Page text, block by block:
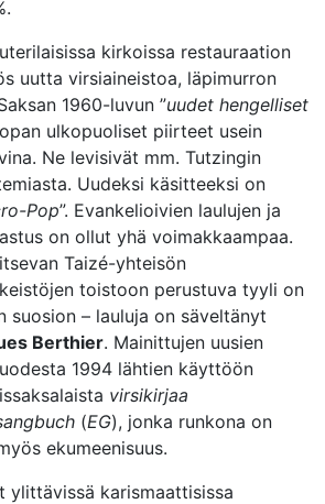
kirkoissa restauraation
uutta virsiaineistoa, läpimurron
1960-luvun ”uudet hengelliset
ulkopuoliset piirteet usein
Ne levisivät mm. Tutzingin
Uudeksi käsitteeksi on
Pop”. Evankelioivien laulujen ja
on ollut yhä voimakkaampaa.
Taizé-yhteisön
toistoon perustuva tyyli on
suosion – lauluja on säveltänyt
Berthier. Mainittujen uusien
1994 lähtien käyttöön
virsikirjaa
(EG), jonka runkona on
ekumeenisuus.
ylittävissä karismaattisissa